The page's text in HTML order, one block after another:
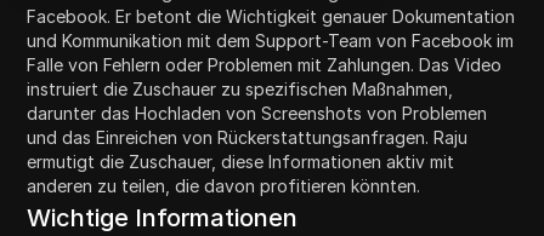
Facebook. Er betont die Wichtigkeit genauer Dokumentation
und Kommunikation mit dem Support-Team von Facebook im
Falle von Fehlern oder Problemen mit Zahlungen. Das Video
instruiert die Zuschauer zu spezifischen Maßnahmen,
darunter das Hochladen von Screenshots von Problemen
und das Einreichen von Rückerstattungsanfragen. Raju
ermutigt die Zuschauer, diese Informationen aktiv mit
anderen zu teilen, die davon profitieren könnten.
Wichtige Informationen